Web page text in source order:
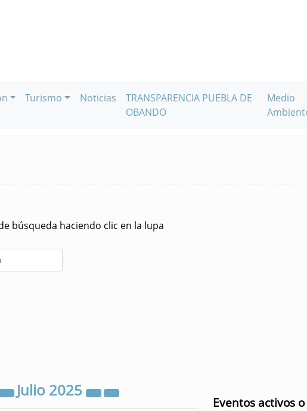
Turismo Noticias
TRANSPARENCIA PUEBLA DE
OBANDO
Medio
búsqueda haciendo clic en la lupa
Julio 2025
Eventos activos